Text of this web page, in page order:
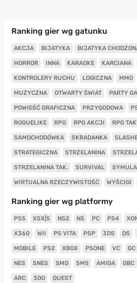
Ranking gier wg gatunku
AKCJA BIJATYKA BIJATYKA
HORROR INNA KARAOKE KARCIANA
KONTROLERY RUCHU LOGICZNA MMO
MUZYCZNA OTWARTY ŚWIAT PARTY
POWIEŚĆ GRAFICZNA PRZYGODOWA
ROGUELIKE RPG RPG AKCJI RPG
SAMOCHODÓWKA SKRADANKA
STRATEGICZNA STRZELANINA
STRZELANINA TAK. SURVIVAL
WIRTUALNA RZECZYWISTOŚĆ WYŚCIGI
Ranking gier wg platformy
PS5 XSX|S NS2 NS PC PS4
X360 WII PS VITA PSP 3DS DS
MOBILE PS2 XBOX PSONE VC GC
NES SNES SMD SMS AMIGA GBC
ARC 3DO QUEST